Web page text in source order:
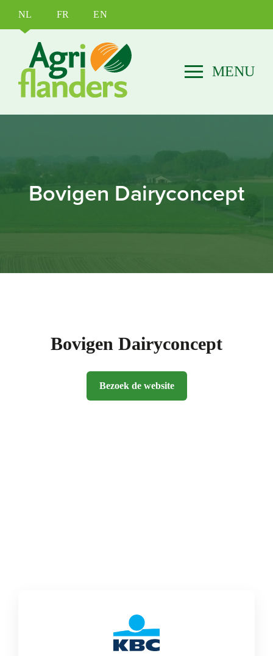
NL FR EN
Bovigen Dairyconcept
Bovigen Dairyconcept
Bezoek de website